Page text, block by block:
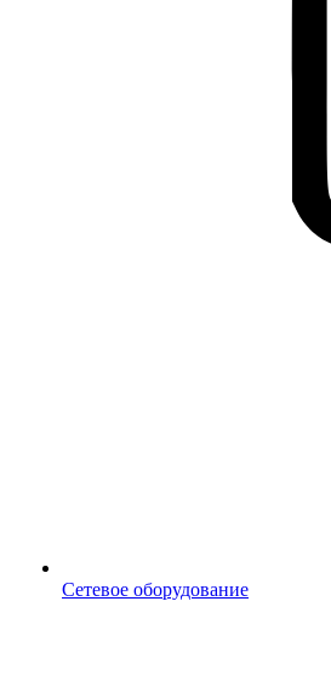
Сетевое оборудование